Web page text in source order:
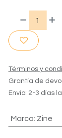
Términos y
Grantía de
Envío: 2-3 días
Marca: Zine